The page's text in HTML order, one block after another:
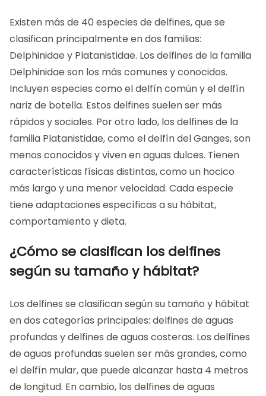
Existen más de 40 especies de delfines, que se
clasifican principalmente en dos familias:
Delphinidae y Platanistidae. Los delfines de la familia
Delphinidae son los más comunes y conocidos.
Incluyen especies como el delfín común y el delfín
nariz de botella. Estos delfines suelen ser más
rápidos y sociales. Por otro lado, los delfines de la
familia Platanistidae, como el delfín del Ganges, son
menos conocidos y viven en aguas dulces. Tienen
características físicas distintas, como un hocico
más largo y una menor velocidad. Cada especie
tiene adaptaciones específicas a su hábitat,
comportamiento y dieta.
¿Cómo se clasifican los delfines
según su tamaño y hábitat?
Los delfines se clasifican según su tamaño y hábitat
en dos categorías principales: delfines de aguas
profundas y delfines de aguas costeras. Los delfines
de aguas profundas suelen ser más grandes, como
el delfín mular, que puede alcanzar hasta 4 metros
de longitud. En cambio, los delfines de aguas